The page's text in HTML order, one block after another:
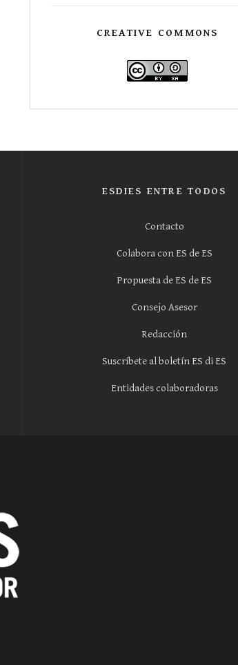
CREATIVE COMMONS
ESDIES ENTRE TODOS
Contacto
Colabora con ES de ES
Propuesta de ES de ES
Consejo Asesor
Redacción
Suscríbete al boletín ES di ES
Entidades colaboradoras